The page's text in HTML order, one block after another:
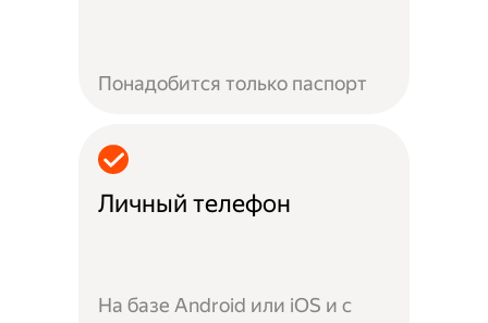
Понадобится только паспорт
Личный телефон
На базе Android или iOS и с